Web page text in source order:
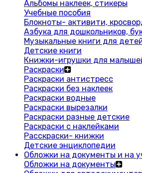
Альбомы наклеек, стикеры
Учебные пособия
Блокноты- активити,
Азбука для дошкольников,
Музыкальные книги для
Детские книги
Книжки-игрушки для
Раскраски
Раскраски антистресс
Раскраски без наклеек
Раскраски водные
Раскраски вырезалки
Раскраски разные детские
Раскраски с наклейками
Расскраски- книжки
Детские энциклопедии
Обложки на документы и на
Обложки на документы